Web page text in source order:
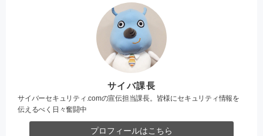
サイバ課長
サイバーセキュリティ.comの宣伝担当課長。皆様にセキュリティ情報を
伝えるべく日々奮闘中
プロフィールはこちら